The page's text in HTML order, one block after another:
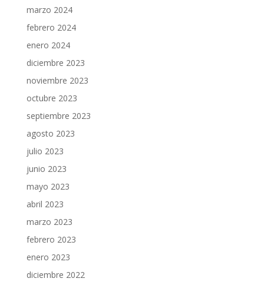
marzo 2024
febrero 2024
enero 2024
diciembre 2023
noviembre 2023
octubre 2023
septiembre 2023
agosto 2023
julio 2023
junio 2023
mayo 2023
abril 2023
marzo 2023
febrero 2023
enero 2023
diciembre 2022